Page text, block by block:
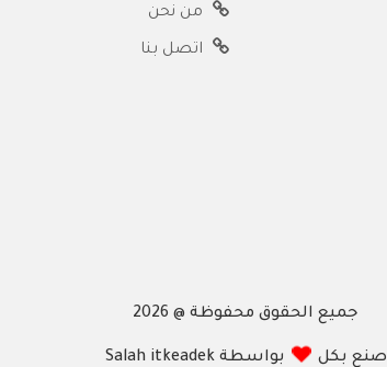
من نحن
اتصل بنا
جميع الحقوق محفوظة @ 2026
صنع بكل بواسطة Salah itkeadek